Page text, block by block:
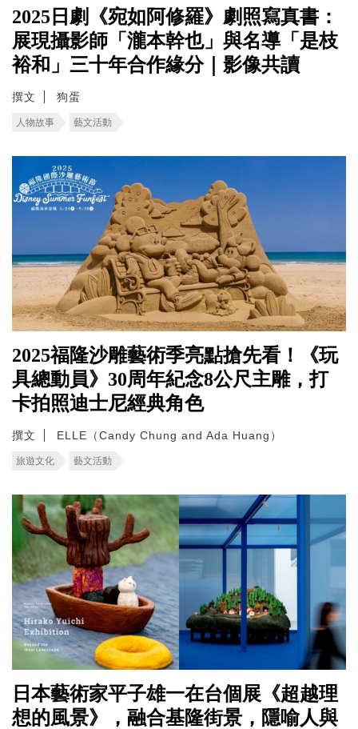
2025日劇《宛如阿修羅》劇照寫真書：
展現攝影師「瀧本幹也」與名導「是枝
裕和」三十年合作緣分｜影像共讀
撰文 狗蛋
人物故事 藝文活動
2025福隆沙雕藝術季亮點搶先看！《玩
具總動員》30周年紀念8公尺主雕，打
卡拍照迪士尼經典角色
撰文 ELLE（Candy Chung and Ada Huang）
旅遊文化 藝文活動
日本藝術家平子雄一在台個展《超越理
想的風景》，融合基隆街景，隱喻人與